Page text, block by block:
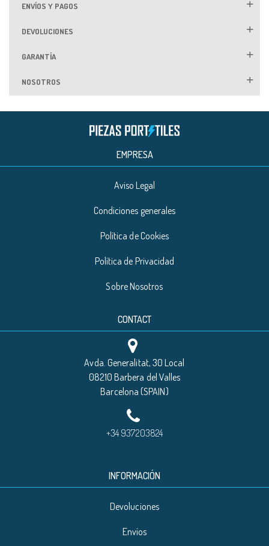
ENVÍOS Y PAGOS
DEVOLUCIONES
GARANTÍA
NOSOTROS
EMPRESA
Aviso Legal
Condiciones generales
Política de Cookies
Política de Privacidad
Sobre Nosotros
CONTACT
Avda. Generalitat, 30 Local
08210 Barbera del Valles
Barcelona (SPAIN)
+34 937203824
INFORMACIÓN
Devoluciones
Envíos